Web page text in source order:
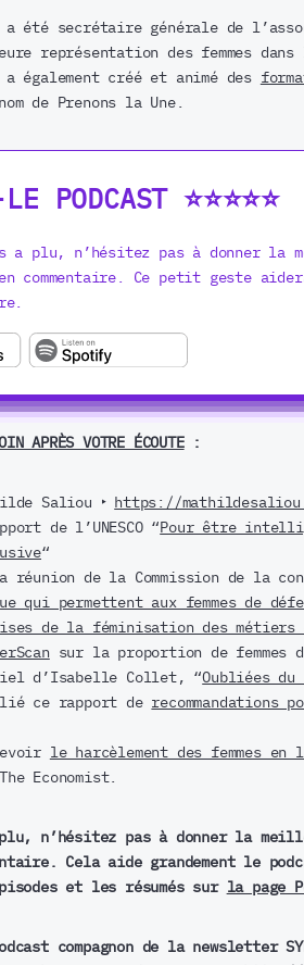
a été secrétaire générale de
représentation des femmes
également créé et animé des
de Prenons la Une.
PODCAST ⭐️⭐️⭐️⭐️⭐️
a plu, n’hésitez pas à donner la
commentaire. Ce petit geste
APRÈS VOTRE ÉCOUTE:
Saliou ‣ https://
de l’UNESCO “Pour être
“
réunion de la Commission de la
qui permettent aux femmes de
de la féminisation des
sur la proportion de femmes
d’Isabelle Collet, “Oubliées du
ce rapport de recommandations
le harcèlement des femmes en
Economist.
n’hésitez pas à donner la
Cela aide grandement le
et les résumés sur la page
compagnon de la newsletter